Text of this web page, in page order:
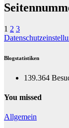
1 2 3
Blogstatistiken
139.364
You missed
Allgemein